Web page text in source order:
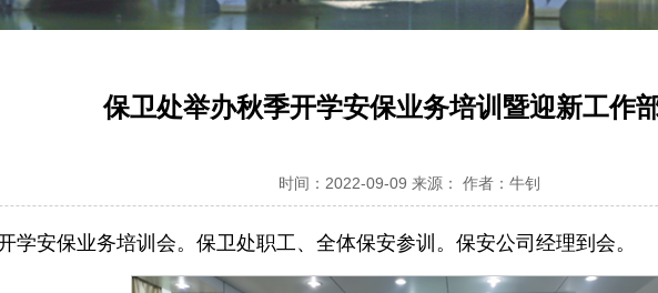
保卫处举办秋季开学安保业务培训暨迎新工作
时间：2022-09-09 来源： 作者：牛钊
学安保业务培训会。保卫处职工、全体保安参训。保安公司经理到会。